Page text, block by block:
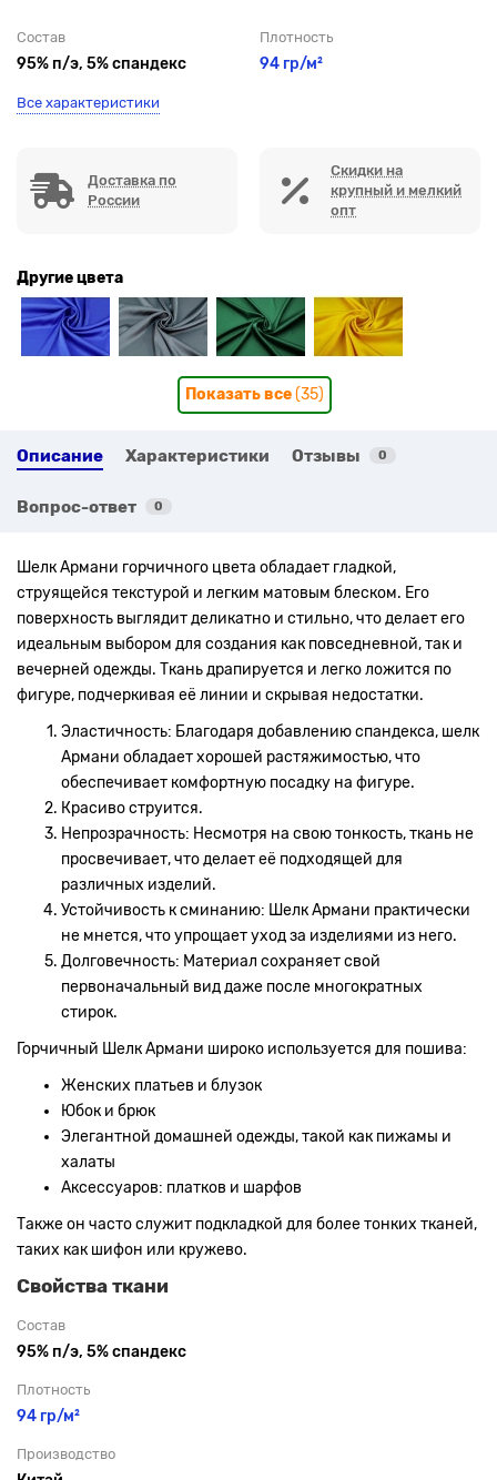
Состав
95% п/э, 5% спандекс
Плотность
94 гр/м²
Все характеристики
Доставка по
России
Скидки на
крупный и мелкий
опт
Другие цвета
Показать все(35)
Описание Характеристики Отзывы 0
Вопрос-ответ 0
Шелк Армани горчичного цвета обладает гладкой,
струящейся текстурой и легким матовым блеском. Его
поверхность выглядит деликатно и стильно, что делает его
идеальным выбором для создания как повседневной, так и
вечерней одежды. Ткань драпируется и легко ложится по
фигуре, подчеркивая её линии и скрывая недостатки.
Эластичность: Благодаря добавлению спандекса, шелк
Армани обладает хорошей растяжимостью, что
обеспечивает комфортную посадку на фигуре.
Красиво струится.
Непрозрачность: Несмотря на свою тонкость, ткань не
просвечивает, что делает её подходящей для
различных изделий.
Устойчивость к сминанию: Шелк Армани практически
не мнется, что упрощает уход за изделиями из него.
Долговечность: Материал сохраняет свой
первоначальный вид даже после многократных
стирок.
Горчичный Шелк Армани широко используется для пошива:
Женских платьев и блузок
Юбок и брюк
Элегантной домашней одежды, такой как пижамы и
халаты
Аксессуаров: платков и шарфов
Также он часто служит подкладкой для более тонких тканей,
таких как шифон или кружево.
Свойства ткани
Состав
95% п/э, 5% спандекс
Плотность
94 гр/м²
Производство